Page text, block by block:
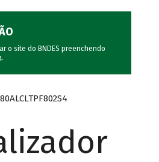
o site do BNDES preenchendo
.